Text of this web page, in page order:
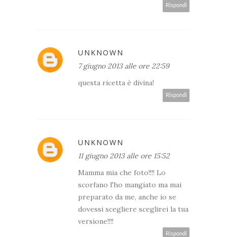
Rispondi
UNKNOWN
7 giugno 2013 alle ore 22:59
questa ricetta è divina!
Rispondi
UNKNOWN
11 giugno 2013 alle ore 15:52
Mamma mia che foto!!!! Lo
scorfano l'ho mangiato ma mai
preparato da me, anche io se
dovessi scegliere sceglirei la tua
versione!!!!
Rispondi